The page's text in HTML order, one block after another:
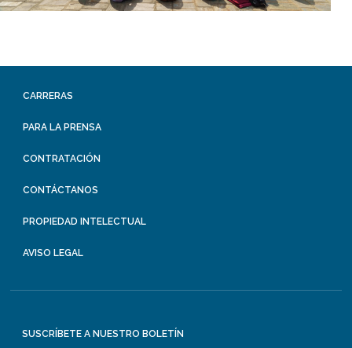
CARRERAS
PARA LA PRENSA
CONTRATACIÓN
CONTÁCTANOS
PROPIEDAD INTELECTUAL
AVISO LEGAL
SUSCRÍBETE A NUESTRO BOLETÍN